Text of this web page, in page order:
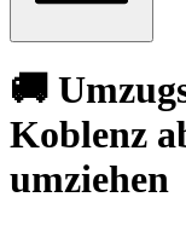
🚚
Koblenz
umziehen